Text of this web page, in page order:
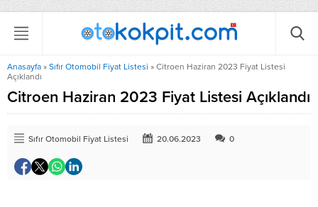
Anasayfa » Sıfır Otomobil Fiyat Listesi » Citroen Haziran 2023 Fiyat Listesi
Açıklandı
Citroen Haziran 2023 Fiyat Listesi Açıklandı
Sıfır Otomobil Fiyat Listesi 20.06.2023 0